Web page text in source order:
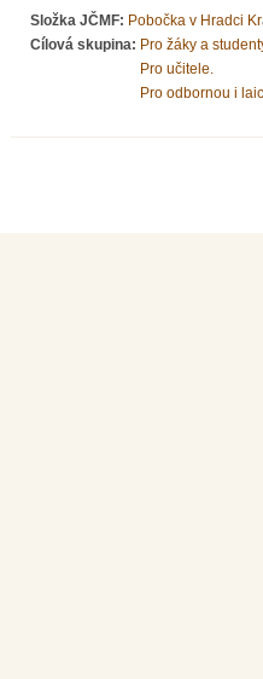
Složka JČMF: Pobočka v Hradci
Cílová skupina: Pro žáky a
Pro učitele.
Pro odbornou i